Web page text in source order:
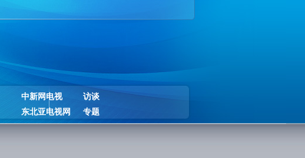
中新网电视
访谈
东北亚电视网
专题